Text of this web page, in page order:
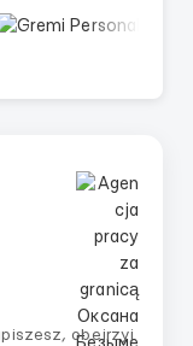
obejrzyj